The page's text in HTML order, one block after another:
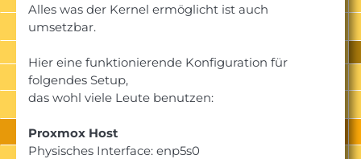
Alles was der Kernel ermöglicht ist auch
umsetzbar.
Hier eine funktionierende Konfiguration für
folgendes Setup,
das wohl viele Leute benutzen:
Proxmox Host
Physisches Interface: enp5s0